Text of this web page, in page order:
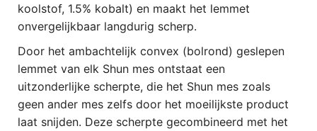
koolstof, 1.5% kobalt) en maakt het lemmet
onvergelijkbaar langdurig scherp.
Door het ambachtelijk convex (bolrond) geslepen
lemmet van elk Shun mes ontstaat een
uitzonderlijke scherpte, die het Shun mes zoals
geen ander mes zelfs door het moeilijkste product
laat snijden. Deze scherpte gecombineerd met het